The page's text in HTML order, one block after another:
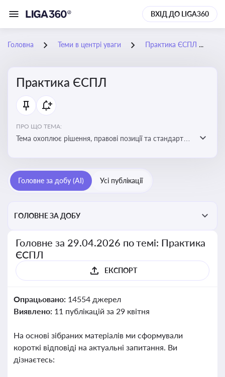
ВХІД ДО LIGA360
Головна Теми в центрі уваги Практика ЄСПЛ
Практика ЄСПЛ
ПРО ЩО ТЕМА:
Тема охоплює рішення, правові позиції та стандарти
Україні
Головне за добу (AI) Усі публікації
ГОЛОВНЕ ЗА ДОБУ
Головне за 29.04.2026 по темі: Практика
ЄСПЛ
ЕКСПОРТ
Опрацьовано: 14554 джерел
Виявлено: 11 публікацій за 29 квітня
На основі зібраних матеріалів ми сформували
короткі відповіді на актуальні запитання. Ви
дізнаєтесь: